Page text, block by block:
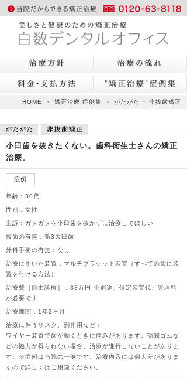
https://sdo.ne.jp/orthodontic"
title = "美しさと健康のための
矯正治療 白数デンタルオフィ
ス 岡山で70年、噛み合わせの
安心
HOME ＞ 矯正治療 症例集 ＞ がたがた ･ 非抜歯矯正
小臼歯を抜きたくない。歯科衛生士さんの矯正
治療。
症例
年齢：30代
性別：女性
主訴：ガタガタを小臼歯を抜かずに治療してほしい
抜歯の有無：第3大臼歯
外科手術の有無：なし
治療に用いた装置：マルチブラケット装置（すべての歯に装
置を付ける方法）
治療費［自由診療］：88万円 ※別途、保定装置代、管理料
が必要です
治療期間：1年2ヶ月
治療に伴うリスク、副作用など：
ワイヤー装置で歯が動くときに痛みがあります。顎間ゴムな
どの協力が得られない場合、治療が進行しないことがありま
す。※症例は当院の一例です。治療内容には個人差がありま
すので詳しくはご相談ください。